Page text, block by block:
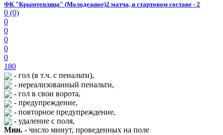
ФК "Крымтеплица" (Молодежное)2 матча, в стартовом составе - 2
0 (0)
0
0
0
0
0
180
- гол (в т.ч. с пенальти),
- нереализованный пенальти,
- гол в свои ворота,
- предупреждение,
- повторное предупреждение,
- удаление с поля,
Мин. - число минут, проведенных на поле